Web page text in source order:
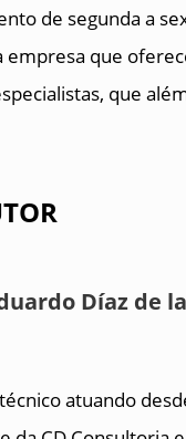
de segunda a
empresa que
que
Díaz de
atuando